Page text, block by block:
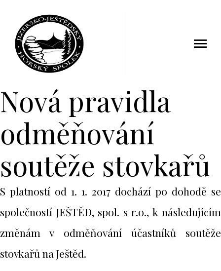
Nová pravidla
odměňování
soutěže stovkařů
S platností od 1. 1. 2017 dochází po dohodě se
společností JEŠTĚD, spol. s r.o., k následujícím
změnám v odměňování účastníků soutěže
stovkařů na Ještěd.